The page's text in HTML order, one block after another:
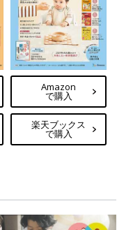
Amazon
で購入
楽天ブックス
で購入